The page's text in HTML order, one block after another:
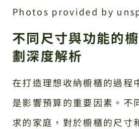
Photos provided by
不同尺寸與功能的
劃深度解析
在打造理想收納櫥櫃的過程
是影響預算的重要因素。不
求的家庭，對於櫥櫃的尺寸